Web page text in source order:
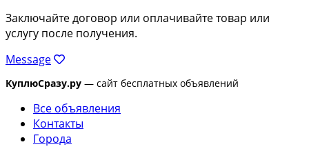
Заключайте договор или оплачивайте товар или
услугу после получения.
Message
КуплюСразу.ру — сайт бесплатных объявлений
Все объявления
Контакты
Города